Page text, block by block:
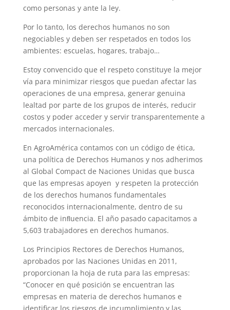
como personas y ante la ley.
Por lo tanto, los derechos humanos no son
negociables y deben ser respetados en todos los
ambientes: escuelas, hogares, trabajo…
Estoy convencido que el respeto constituye la mejor
vía para minimizar riesgos que puedan afectar las
operaciones de una empresa, generar genuina
lealtad por parte de los grupos de interés, reducir
costos y poder acceder y servir transparentemente a
mercados internacionales.
En AgroAmérica contamos con un código de ética,
una política de Derechos Humanos y nos adherimos
al Global Compact de Naciones Unidas que busca
que las empresas apoyen y respeten la protección
de los derechos humanos fundamentales
reconocidos internacionalmente, dentro de su
ámbito de inﬂuencia. El año pasado capacitamos a
5,603 trabajadores en derechos humanos.
Los Principios Rectores de Derechos Humanos,
aprobados por las Naciones Unidas en 2011,
proporcionan la hoja de ruta para las empresas:
“Conocer en qué posición se encuentran las
empresas en materia de derechos humanos e
identificar los riesgos de incumplimiento y las